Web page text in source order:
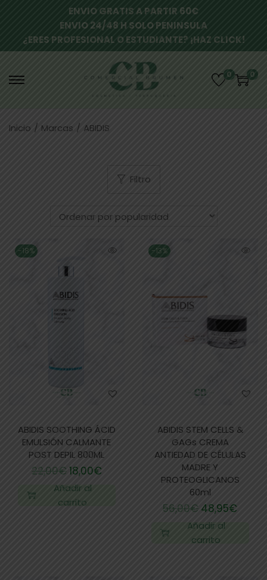
ENVIO GRATIS A PARTIR 60€
ENVIO 24/48 H SOLO PENINSULA
¿ERES PROFESIONAL O ESTUDIANTE? ¡HAZ CLICK!
0 0
Inicio / Marcas / ABIDIS
Filtro
-18%
ABIDIS SOOTHING ÁCID
EMULSIÓN CALMANTE
POST DEPIL 800ML
22,00€18,00€
Añadir al
carrito
-13%
ABIDIS STEM CELLS &
GAGs CREMA
ANTIEDAD DE CÉLULAS
MADRE Y
PROTEOGLICANOS
60ml
56,00€48,95€
Añadir al
carrito